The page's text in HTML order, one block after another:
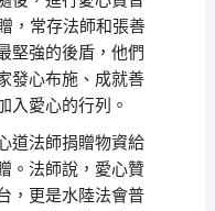
，常存法師和張善
堅強的後盾，他們
發心布施、成就善
入愛心的行列。
道法師捐贈物資給
。法師說，愛心贊
，更是水陸法會普